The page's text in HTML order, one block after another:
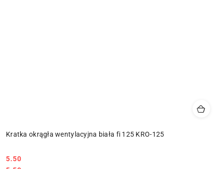
Kratka okrągła wentylacyjna biała fi 125 KRO-125
5.50